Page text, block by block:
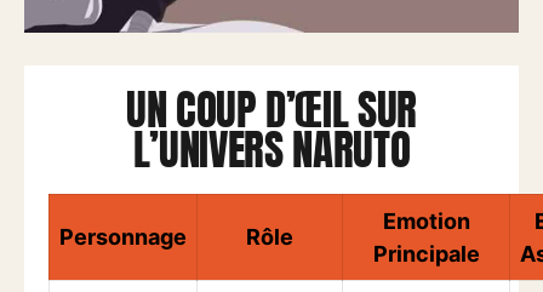
UN COUP D’ŒIL SUR
L’UNIVERS NARUTO
Personnage Rôle
Emotion
Principale